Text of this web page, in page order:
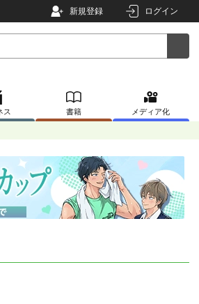
新規登録 ログイン
ス 書籍 メディア化